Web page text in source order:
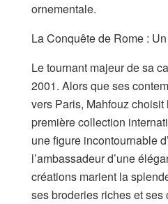
ornementale.
La Conquête de Rome :
Le tournant majeur de sa
2001. Alors que ses
vers Paris, Mahfouz choisit
première collection
une figure incontournable
l’ambassadeur d’une
créations marient la
ses broderies riches et